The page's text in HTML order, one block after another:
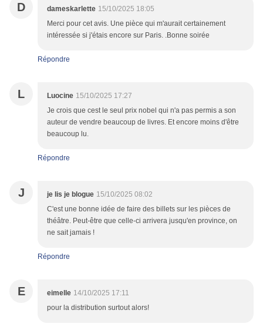
D dameskarlette 15/10/2025 18:05
Merci pour cet avis. Une pièce qui m'aurait certainement
intéressée si j'étais encore sur Paris. .Bonne soirée
Répondre
L Luocine 15/10/2025 17:27
Je crois que cest le seul prix nobel qui n'a pas permis a son
auteur de vendre beaucoup de livres. Et encore moins d'être
beaucoup lu.
Répondre
J je lis je blogue 15/10/2025 08:02
C'est une bonne idée de faire des billets sur les pièces de
théâtre. Peut-être que celle-ci arrivera jusqu'en province, on
ne sait jamais !
Répondre
E eimelle 14/10/2025 17:11
pour la distribution surtout alors!